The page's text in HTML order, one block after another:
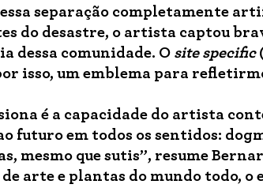
separação completamente
do desastre, o artista captou
dessa comunidade. O site specific
isso, um emblema para
é a capacidade do artista
futuro em todos os sentidos:
mesmo que sutis”, resume
arte e plantas do mundo todo, o